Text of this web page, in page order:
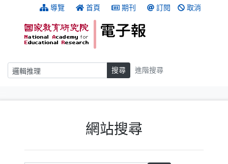
跳到主要內容 導覽 首頁 期刊 訂閱 取消
搜尋 搜尋 進階搜尋
網站搜尋